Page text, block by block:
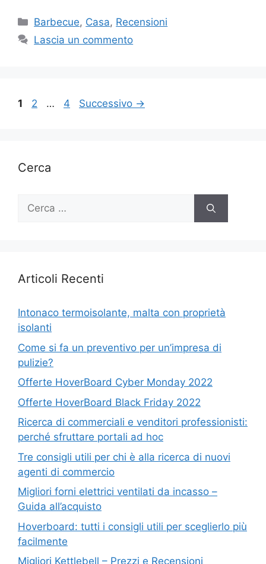
Categorie
Barbecue, Casa, Recensioni
Lascia un commento
Pagina
1 Pagina
2 … Pagina
4 Successivo →
Cerca
Ricerca
Articoli Recenti
Intonaco termoisolante, malta con proprietà
isolanti
Come si fa un preventivo per un’impresa di
pulizie?
Offerte HoverBoard Cyber Monday 2022
Offerte HoverBoard Black Friday 2022
Ricerca di commerciali e venditori professionisti:
perché sfruttare portali ad hoc
Tre consigli utili per chi è alla ricerca di nuovi
agenti di commercio
Migliori forni elettrici ventilati da incasso –
Guida all’acquisto
Hoverboard: tutti i consigli utili per sceglierlo più
facilmente
Migliori Kettlebell – Prezzi e Recensioni